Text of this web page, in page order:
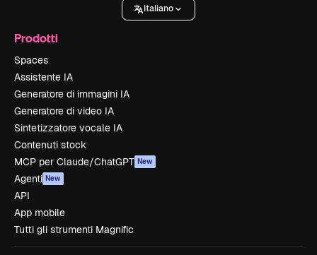
Italiano
Prodotti
Spaces
Assistente IA
Generatore di immagini IA
Generatore di video IA
Sintetizzatore vocale IA
Contenuti stock
MCP per Claude/ChatGPT New
Agenti New
API
App mobile
Tutti gli strumenti Magnific